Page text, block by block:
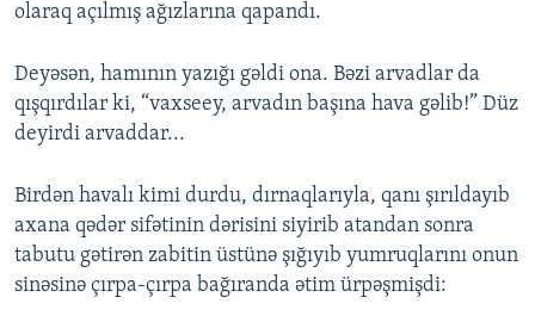
olaraq açılmış ağızlarına qapandı.
Deyəsən, hamının yazığı gəldi ona. Bəzi arvadlar da
qışqırdılar ki, “vaxseey, arvadın başına hava gəlib!” Düz
deyirdi arvaddar...
Birdən havalı kimi durdu, dırnaqlarıyla, qanı şırıldayıb
axana qədər sifətinin dərisini siyirib atandan sonra
tabutu gətirən zabitin üstünə şığıyıb yumruqlarını onun
sinəsinə çırpa-çırpa bağıranda ətim ürpəşmişdi: